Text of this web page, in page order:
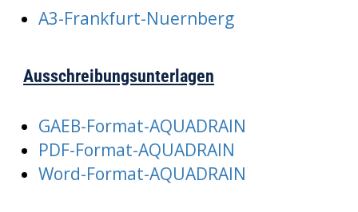
A3-Frankfurt-Nuernberg
Ausschreibungsunterlagen
GAEB-Format-AQUADRAIN
PDF-Format-AQUADRAIN
Word-Format-AQUADRAIN